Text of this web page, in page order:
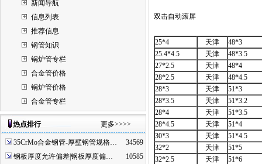
新闻导航
信息列表
推荐信息
钢管知识
锅炉管专栏
合金管价格
锅炉管价格
合金管专栏
热点排行 更多>>>>
35CrMo合金钢管-厚壁钢管规格…
34569
钢板厚度允许偏差|钢板厚度偏…
10585
双击自动滚屏
25*4 天津
48*3
25.4*4.5
天津
48*3.5
27*2.5
天津
48*4
28*2.5
天津
48*4.5
28*3
天津
51*3
28*3.5
天津
51*3.2
28*4
天津
51*3.5
28*4.5
天津
51*4
30*3
天津
51*4.5
32*2
天津
51*5
32*2.5
天津
51*6